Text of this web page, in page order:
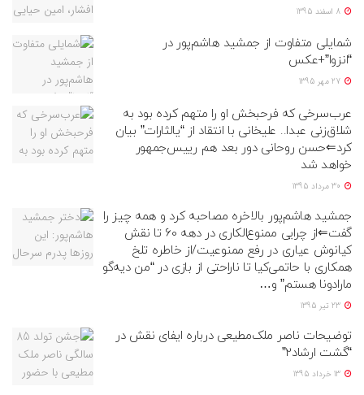
شمایلی متفاوت از جمشید هاشم‌پور در
“انزوا”+عکس
عرب‌سرخی که فرحبخش او را متهم کرده بود به
شلاق‌زنی عبدا.. علیخانی با انتقاد از “یالثارات” بیان
کرد⇐حسن روحانی دور بعد هم رییس‌جمهور
خواهد شد
جمشید هاشم‌پور بالاخره مصاحبه کرد و همه چیز را
گفت⇐از چرایی ممنوع‌الکاری در دهه 60 تا نقش
کیانوش عیاری در رفع ممنوعیت/از خاطره تلخ
همکاری با حاتمی‌کیا تا ناراحتی از بازی در “من دیه‌گو
مارادونا هستم” و…
توضیحات ناصر ملک‌مطیعی درباره ایفای نقش در
“گشت ارشاد2”